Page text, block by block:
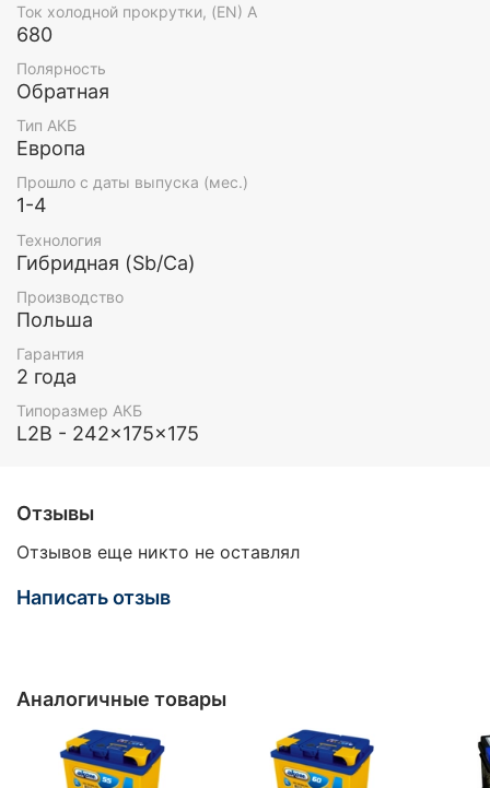
Ток холодной прокрутки, (EN) А
680
Полярность
Обратная
Тип АКБ
Европа
Прошло с даты выпуска (мес.)
1-4
Технология
Гибридная (Sb/Ca)
Производство
Польша
Гарантия
2 года
Типоразмер АКБ
L2B - 242x175x175
Отзывы
Отзывов еще никто не оставлял
Написать отзыв
Аналогичные товары